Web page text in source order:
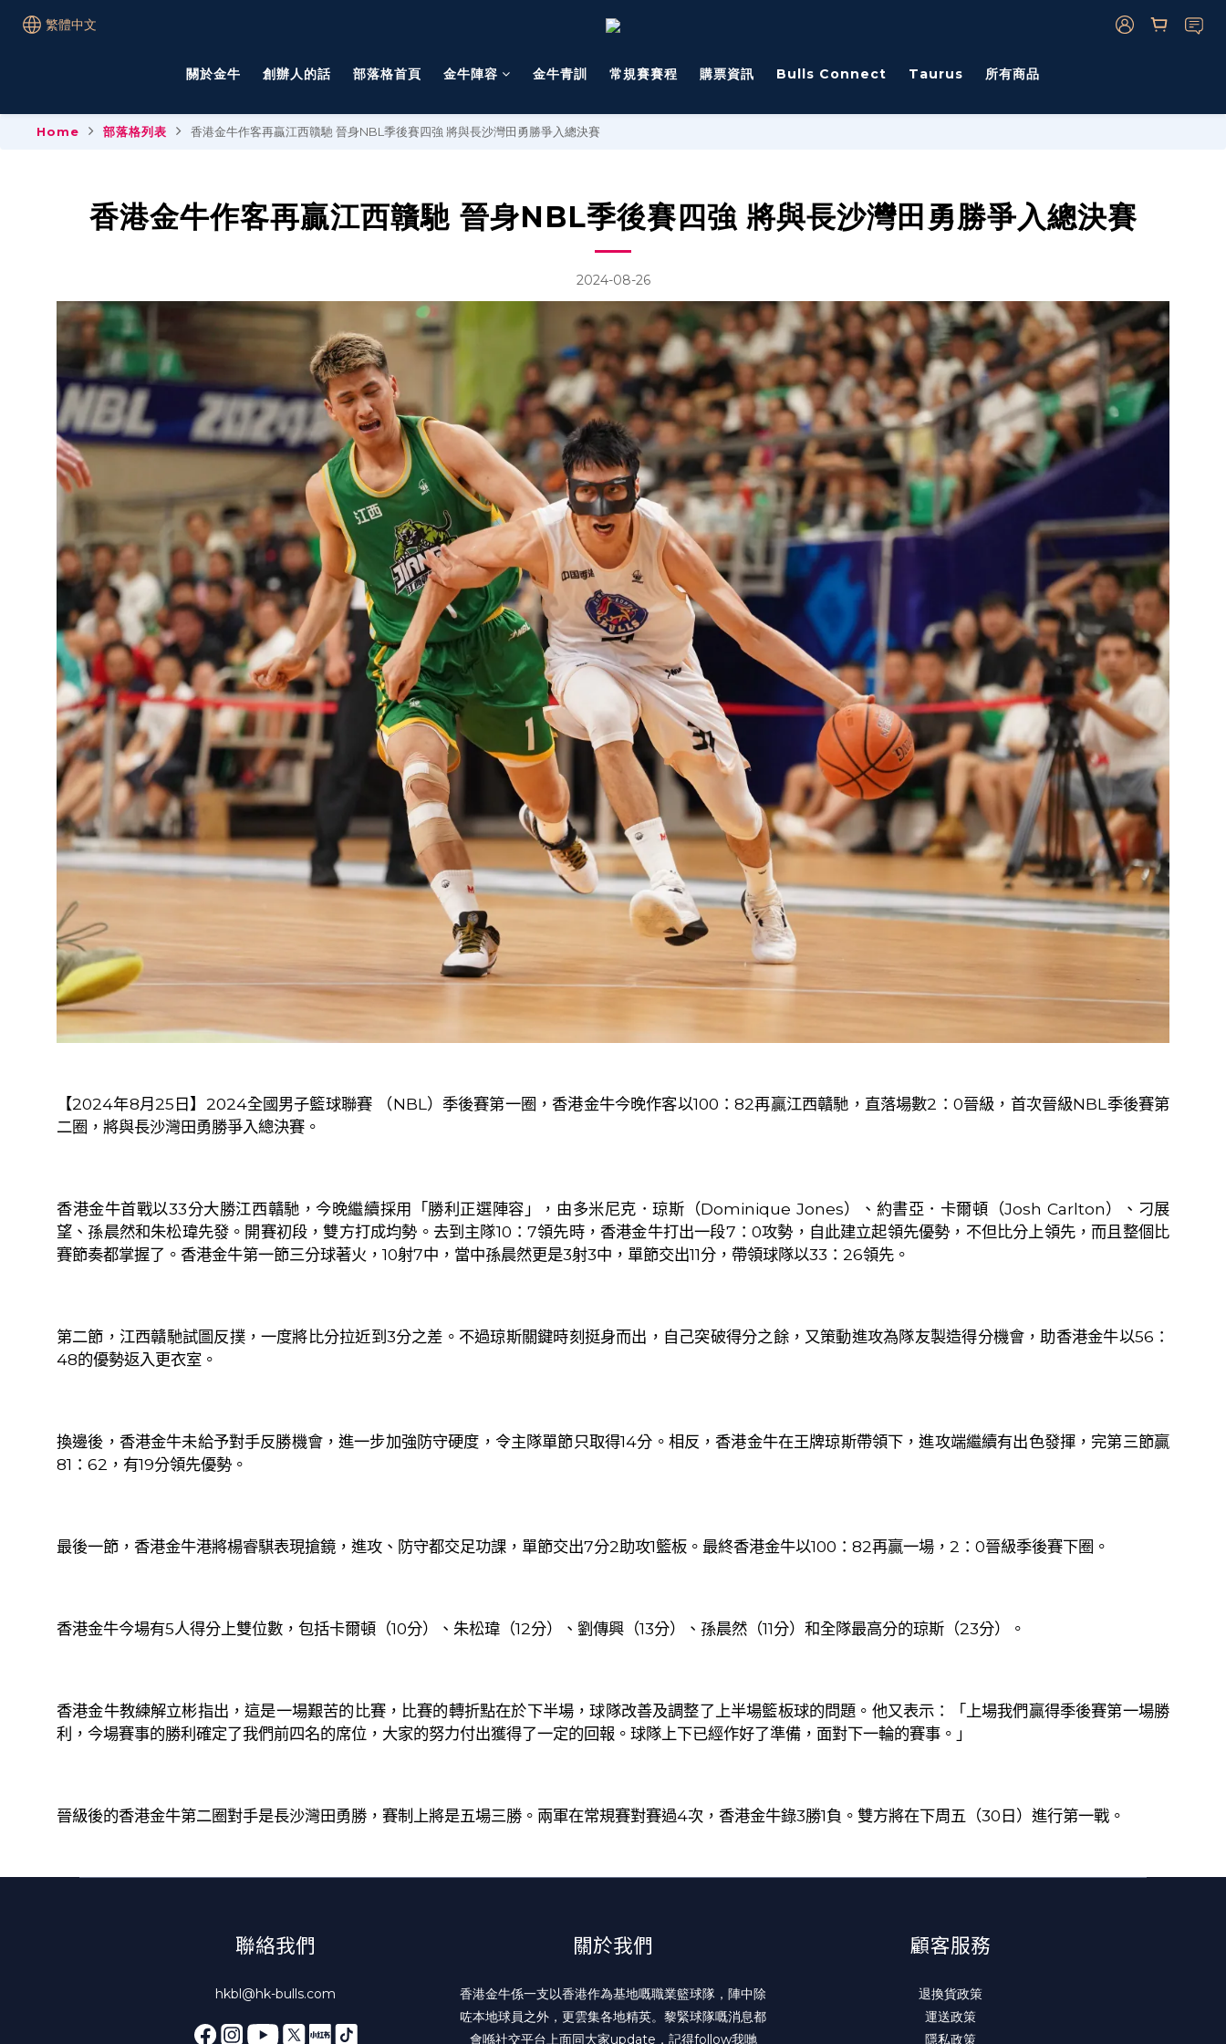
繁體中文
關於金牛 創辦人的話 部落格首頁 金牛陣容 金牛青訓 常規賽賽程 購票資訊 Bulls Connect Taurus 所有商品
Home 部落格列表 香港金牛作客再贏江西贛馳 晉身NBL季後賽四強 將與長沙灣田勇勝爭入總決賽
香港金牛作客再贏江西贛馳 晉身NBL季後賽四強 將與長沙灣田勇勝爭入總決賽
2024-08-26
【2024年8月25日】 2024全國男子籃球聯賽 （NBL ）季後賽第一圈，香港金牛今晚作客以100 ：82再贏江西贛馳，直落場數2 ： 0晉級，首次晉級NBL 季後賽第
二圈，將與長沙灣田勇勝爭入總決賽。
香港金牛首戰以33分大勝江西贛馳，今晚繼續採用「勝利正選陣容」，由多米尼克．琼斯（Dominique Jones）、 約書亞．卡爾頓（Josh Carlton）
、刁展
望、孫晨然和朱松瑋先發。開賽初段，雙方打成均勢。去到主隊10 ： 7領先時，香港金牛打出一段7 ： 0攻勢，自此建立起領先優勢，不但比分上領先，而且整個比
賽節奏都掌握了。香港金牛第一節三分球著火， 10射7中，當中孫晨然更是3射3中，單節交出11分，帶領球隊以33 ： 26領先。
第二節， 江西贛馳試圖反撲，一度將比分拉近到3分之差。不過琼斯關鍵時刻挺身而出，自己突破得分之餘，又策動進攻為隊友製造得分機會，助香港金牛以56 ：
48的優勢返入更衣室。
換邊後，香港金牛未給予對手反勝機會，進一步加強防守硬度，令主隊單節只取得14分。相反，香港金牛在王牌琼斯帶領下，進攻端繼續有出色發揮，完第三節贏
81 ： 62 ，有19分領先優勢。
最後一節，香港金牛港將楊睿騏表現搶鏡，進攻、防守都交足功課，單節交出7分2助攻1籃板。最終香港金牛以100 ： 82再贏一場， 2 ： 0晉級季後賽下圈。
香港金牛今場有5人得分 上雙位數，包括卡爾頓（10分）、 朱松瑋（12分） 、劉傳興（13分）、 孫晨然（11分）和全隊最高分的琼斯（23分）。
香港金牛教練解立彬指出，這是一場艱苦的比賽，比賽的轉折點在於下半場，球隊改善及調整了上半場籃板球的問題。他又表示：「上場我們贏得季後賽第一場勝
利，今場賽事的勝利確定了我們前四名的席位，大家的努力付出獲得了一定的回報。球隊上下已經作好了準備，面對下一輪的賽事。」
晉級後的香港金牛第二圈對手是長沙灣田勇勝，賽制上將是五場三勝。兩軍在常規賽對賽過4次，香港金牛錄3勝1負。雙方將在下周五（30日）進行第一戰。
聯絡我們
hkbl@hk-bulls.com
關於我們
香港金牛係一支以香港作為基地嘅職業籃球隊，陣中除
咗本地球員之外，更雲集各地精英。黎緊球隊嘅消息都
會喺社交平台上面同大家update，記得follow我哋
顧客服務
退換貨政策
運送政策
隱私政策